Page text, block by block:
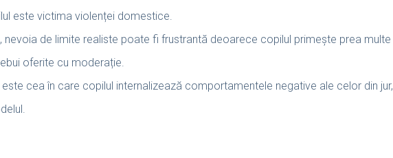
este victima violenței domestice.
nevoia de limite realiste poate fi frustrantă deoarece copilul primește prea multe
oferite cu moderație.
este cea în care copilul internalizează comportamentele negative ale celor din jur,